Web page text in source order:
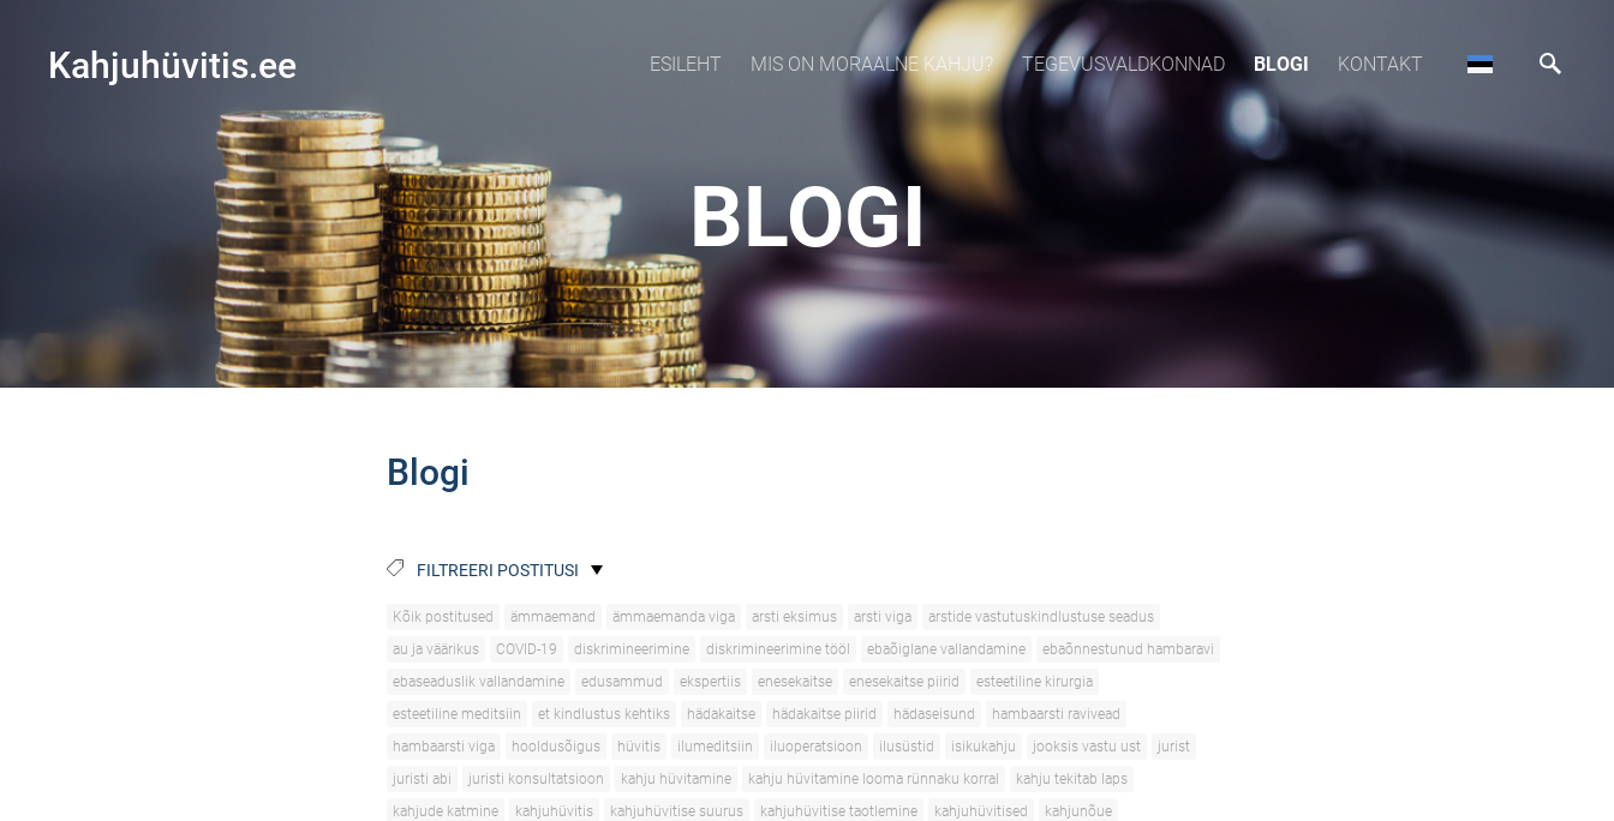
Kahjuhüvitis.ee ESILEHT MIS ON MORAALNE KAHJU? TEGEVUSVALDKONNAD BLOGI KONTAKT
BLOGI
Blogi
FILTREERI POSTITUSI
Kõik postitused ämmaemand ämmaemanda viga arsti eksimus arsti viga
arstide vastutuskindlustuse seadus
au ja väärikus
COVID-19 diskrimineerimine diskrimineerimine tööl ebaõiglane vallandamine
ebaõnnestunud hambaravi
ebaseaduslik vallandamine
edusammud ekspertiis enesekaitse enesekaitse piirid
esteetiline kirurgia
esteetiline meditsiin
et kindlustus kehtiks hädakaitse hädakaitse piirid hädaseisund
hambaarsti ravivead
hambaarsti viga
hooldusõigus hüvitis ilumeditsiin iluoperatsioon ilusüstid isikukahju jooksis vastu ust
jurist
juristi abi
juristi konsultatsioon kahju hüvitamine kahju hüvitamine looma rünnaku korral
kahju tekitab laps
kahjude katmine
kahjuhüvitis kahjuhüvitise suurus kahjuhüvitise taotlemine kahjuhüvitised
kahjunõue